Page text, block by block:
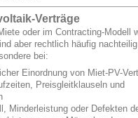
Verträge
oder im Contracting-Modell
aber rechtlich häufig
bei:
Einordnung von Miet-PV-
Preisgleitklauseln und
Minderleistung oder Defekten